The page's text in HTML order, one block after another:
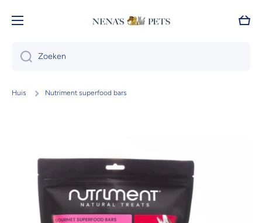
Doorgaan naar artikel
Zoeken
Huis Nutriment superfood bars